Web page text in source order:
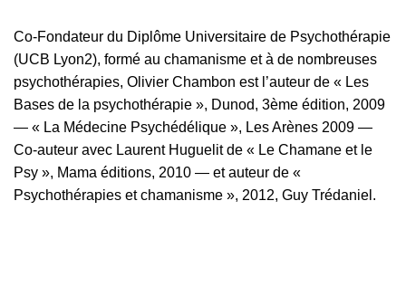
Co-Fondateur du Diplôme Universitaire de Psychothérapie
(UCB Lyon2), formé au chamanisme et à de nombreuses
psychothérapies, Olivier Chambon est l’auteur de « Les
Bases de la psychothérapie », Dunod, 3ème édition, 2009
— « La Médecine Psychédélique », Les Arènes 2009 —
Co-auteur avec Laurent Huguelit de « Le Chamane et le
Psy », Mama éditions, 2010 — et auteur de «
Psychothérapies et chamanisme », 2012, Guy Trédaniel.